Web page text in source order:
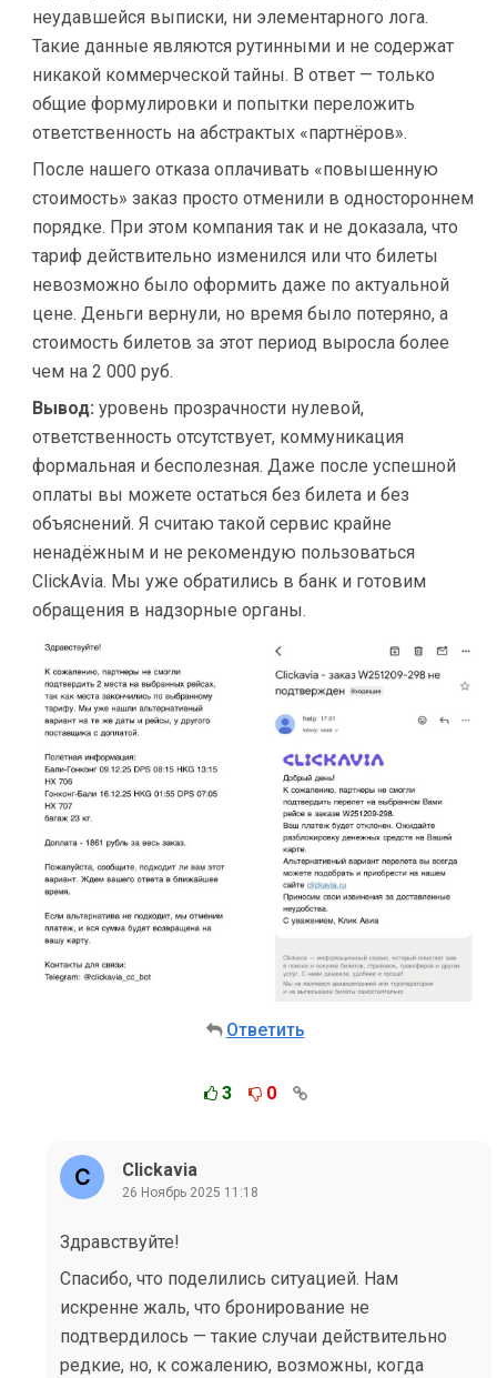
неудавшейся выписки, ни элементарного лога.
Такие данные являются рутинными и не содержат
никакой коммерческой тайны. В ответ — только
общие формулировки и попытки переложить
ответственность на абстрактых «партнёров».
После нашего отказа оплачивать «повышенную
стоимость» заказ просто отменили в одностороннем
порядке. При этом компания так и не доказала, что
тариф действительно изменился или что билеты
невозможно было оформить даже по актуальной
цене. Деньги вернули, но время было потеряно, а
стоимость билетов за этот период выросла более
чем на 2 000 руб.
Вывод: уровень прозрачности нулевой,
ответственность отсутствует, коммуникация
формальная и бесполезная. Даже после успешной
оплаты вы можете остаться без билета и без
объяснений. Я считаю такой сервис крайне
ненадёжным и не рекомендую пользоваться
ClickAvia. Мы уже обратились в банк и готовим
обращения в надзорные органы.
Ответить
3 0
Clickavia
26 Ноябрь 2025 11:18
Здравствуйте!
Спасибо, что поделились ситуацией. Нам
искренне жаль, что бронирование не
подтвердилось — такие случаи действительно
редкие, но, к сожалению, возможны, когда